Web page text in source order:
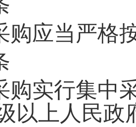
购应当严格
购实行集中
以上人民